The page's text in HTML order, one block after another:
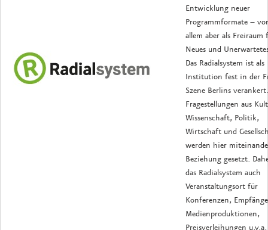
Entwicklung neuer
Programmformate – vor
allem aber als Freiraum
Neues und
Das Radialsystem ist als
Institution fest in der
Szene Berlins verankert.
Fragestellungen aus
Wissenschaft, Politik,
Wirtschaft und
werden hier
Beziehung gesetzt.
das Radialsystem auch
Veranstaltungsort für
Konferenzen,
Medienproduktionen,
Preisverleihungen u.v.a.